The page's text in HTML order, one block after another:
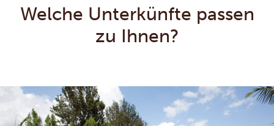
Welche Unterkünfte passen
zu Ihnen?